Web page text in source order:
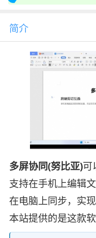
简介
多屏协同(努比亚)可
支持在手机上编辑
在电脑上同步，实
本站提供的是这款